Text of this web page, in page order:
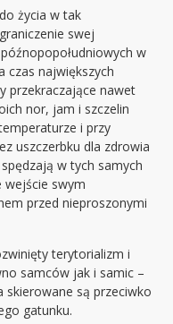
życia w tak
swej
w
czas największych
przekraczające nawet
nor, jam i szczelin
i przy
uszczerbku dla zdrowia
w tych samych
wejście swym
przed nieproszonymi
terytorializm i
samców jak i samic –
są przeciwko
gatunku.